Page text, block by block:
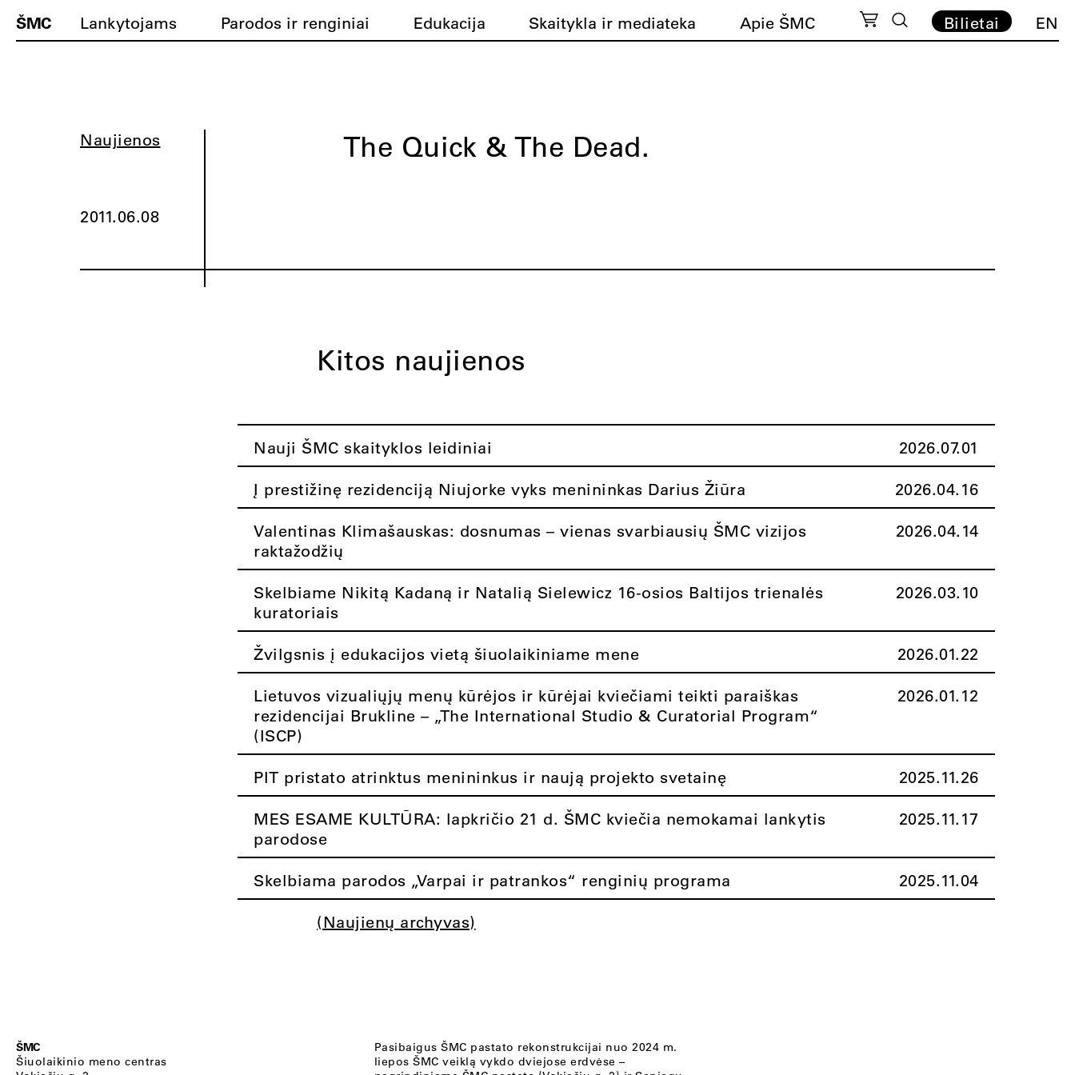
ŠMC Lankytojams Parodos ir renginiai Edukacija Skaitykla ir mediateka Apie ŠMC Bilietai EN
Naujienos
2011.06.08
The Quick & The Dead.
Kitos naujienos
Nauji ŠMC skaityklos leidiniai 2026.07.01
Į prestižinę rezidenciją Niujorke vyks menininkas Darius Žiūra 2026.04.16
Valentinas Klimašauskas: dosnumas – vienas svarbiausių ŠMC vizijos
raktažodžių
2026.04.14
Skelbiame Nikitą Kadaną ir Natalią Sielewicz 16-osios Baltijos trienalės
kuratoriais
2026.03.10
Žvilgsnis į edukacijos vietą šiuolaikiniame mene 2026.01.22
Lietuvos vizualiųjų menų kūrėjos ir kūrėjai kviečiami teikti paraiškas
rezidencijai Brukline – „The International Studio & Curatorial Program“
(ISCP)
2026.01.12
PIT pristato atrinktus menininkus ir naują projekto svetainę 2025.11.26
MES ESAME KULTŪRA: lapkričio 21 d. ŠMC kviečia nemokamai lankytis
parodose
2025.11.17
Skelbiama parodos „Varpai ir patrankos“ renginių programa 2025.11.04
(Naujienų archyvas)
ŠMC
Šiuolaikinio meno centras
Pasibaigus ŠMC pastato rekonstrukcijai nuo 2024 m.
liepos ŠMC veiklą vykdo dviejose erdvėse –